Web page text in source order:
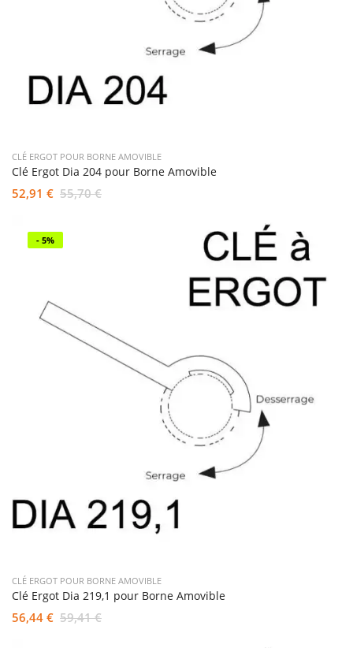
CLÉ ERGOT POUR BORNE AMOVIBLE
Clé Ergot Dia 204 pour Borne Amovible
52,91 € 55,70 €
- 5%
CLÉ ERGOT POUR BORNE AMOVIBLE
Clé Ergot Dia 219,1 pour Borne Amovible
56,44 € 59,41 €